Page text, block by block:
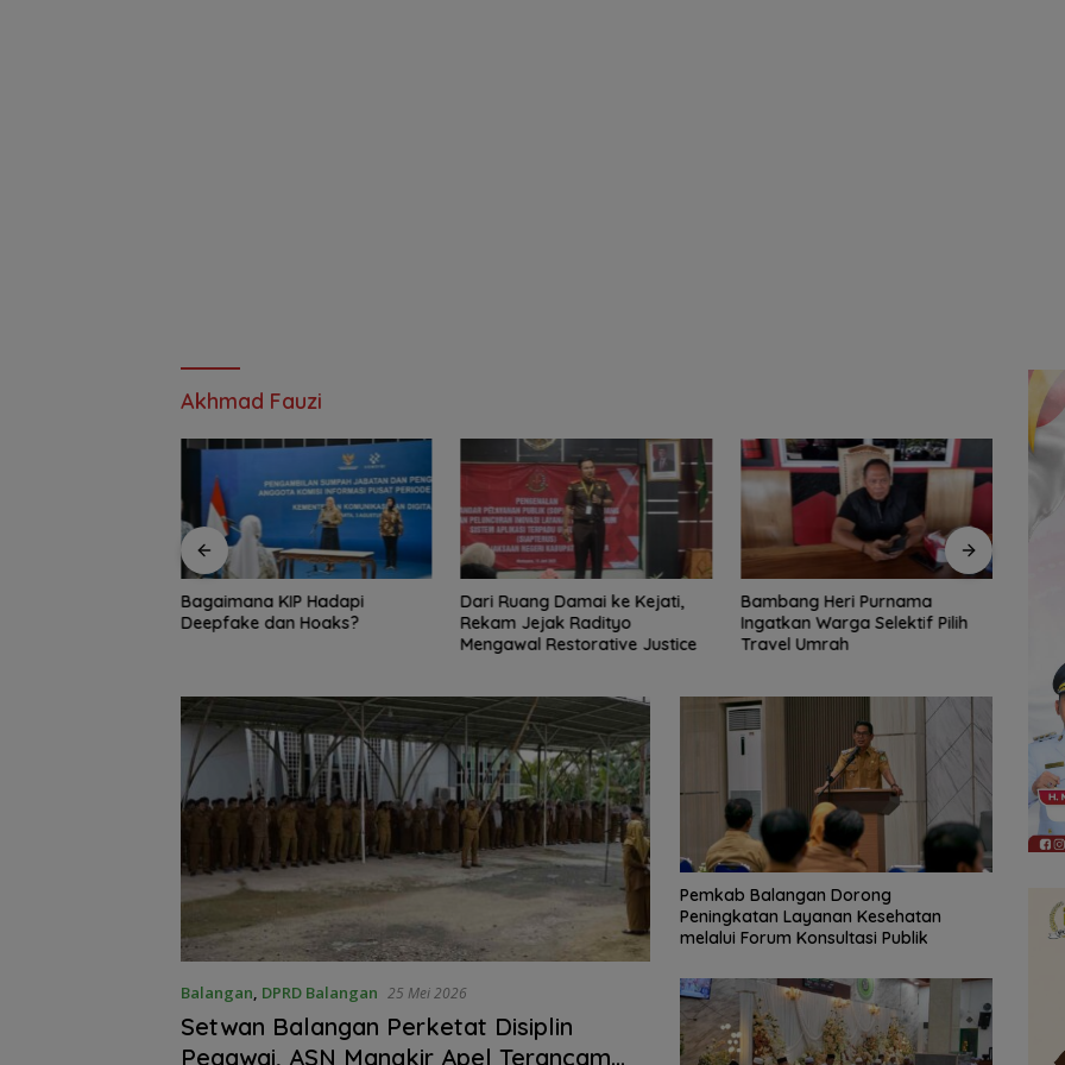
Akhmad Fauzi
Dari Ruang Damai ke Kejati,
Rekam Jejak Radityo
Bambang Heri Purnama
Ingatkan Warga Selektif Pilih
Travel Umrah
Bangun Banua Gandeng Media,
Perkuat Transparansi
Balangan DPRD Balangan 25 Mei 2026
Setwan Balangan Perketat Disiplin
Pegawai, ASN Mangkir Apel Terancam
Pemkab Balangan Dorong
Peningkatan Layanan Kesehatan
melalui Forum Konsultasi Publik